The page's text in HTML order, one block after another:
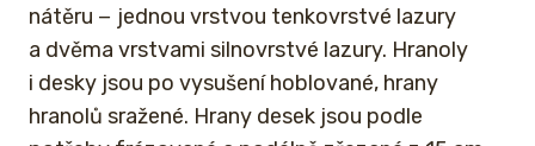
nátěru − jednou vrstvou tenkovrstvé lazury
a dvěma vrstvami silnovrstvé lazury. Hranoly
i desky jsou po vysušení hoblované, hrany
hranolů sražené. Hrany desek jsou podle